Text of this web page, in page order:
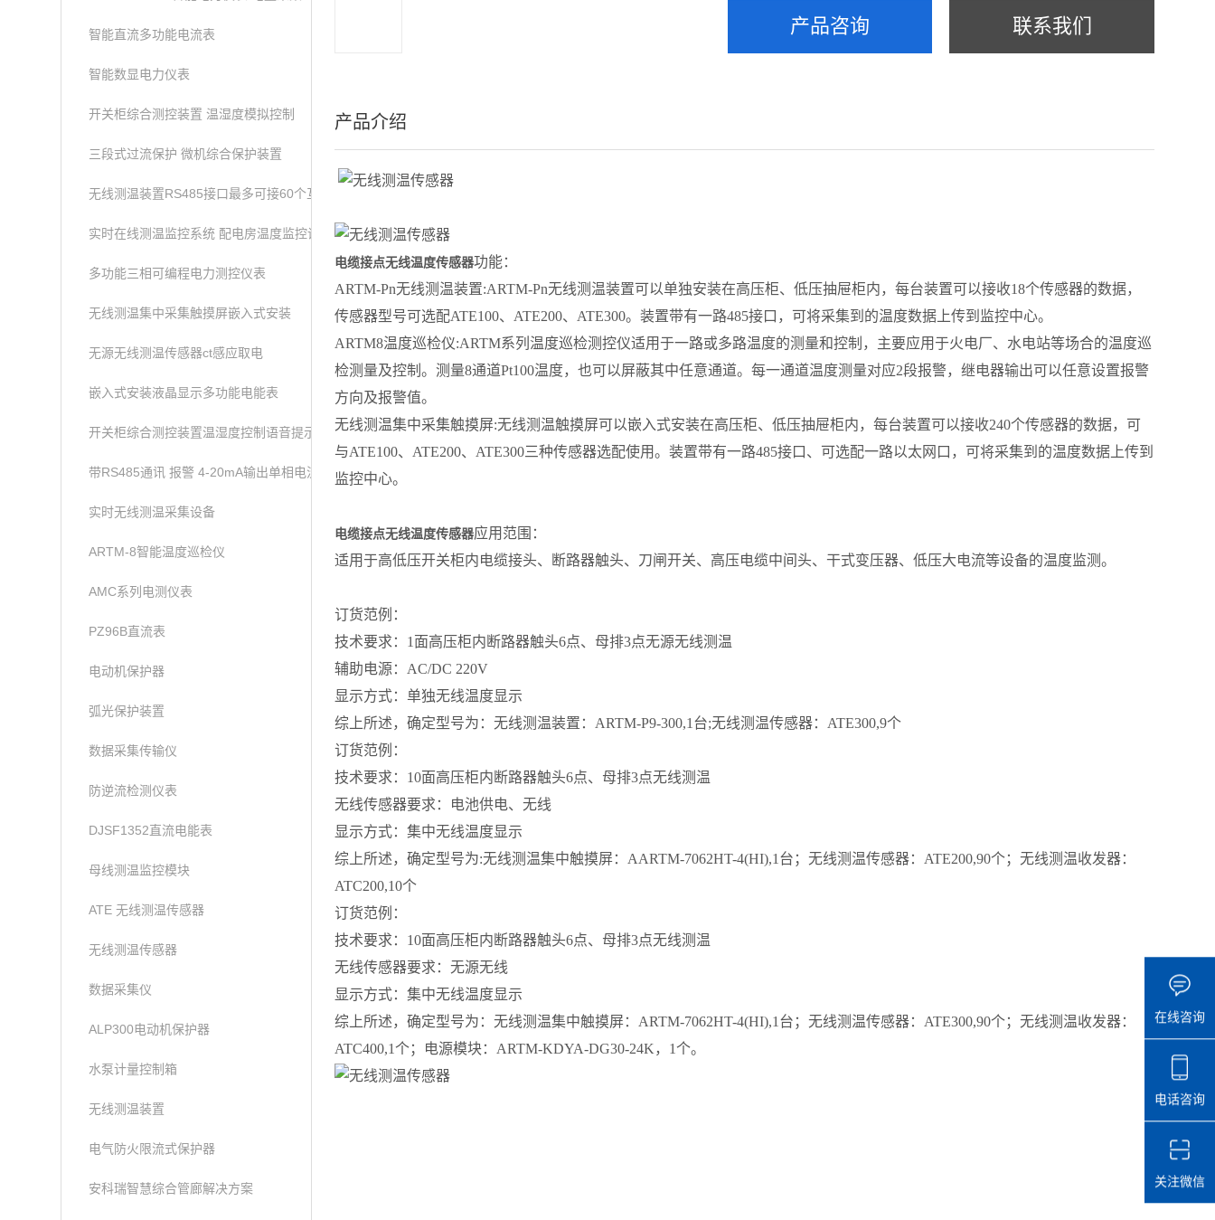
智能直流多功能电流表
智能数显电力仪表
开关柜综合测控装置 温湿度模拟控制
三段式过流保护 微机综合保护装置
无线测温装置RS485接口最多可接60个互感器
实时在线测温监控系统 配电房温度监控设备
多功能三相可编程电力测控仪表
无线测温集中采集触摸屏嵌入式安装
无源无线测温传感器ct感应取电
嵌入式安装液晶显示多功能电能表
开关柜综合测控装置温湿度控制语音提示功能
带RS485通讯 报警 4-20mA输出单相电流表
实时无线测温采集设备
ARTM-8智能温度巡检仪
AMC系列电测仪表
PZ96B直流表
电动机保护器
弧光保护装置
数据采集传输仪
防逆流检测仪表
DJSF1352直流电能表
母线测温监控模块
ATE 无线测温传感器
无线测温传感器
数据采集仪
ALP300电动机保护器
水泵计量控制箱
无线测温装置
电气防火限流式保护器
安科瑞智慧综合管廊解决方案
产品咨询 联系我们
产品介绍
电缆接点无线温度传感器功能：
ARTM-Pn无线测温装置:ARTM-Pn无线测温装置可以单独安装在高压柜、低压抽屉柜内，每台装置可以接收18个传感器的数据，
传感器型号可选配ATE100、ATE200、ATE300。装置带有一路485接口，可将采集到的温度数据上传到监控中心。
ARTM8温度巡检仪:ARTM系列温度巡检测控仪适用于一路或多路温度的测量和控制，主要应用于火电厂、水电站等场合的温度巡
检测量及控制。测量8通道Pt100温度，也可以屏蔽其中任意通道。每一通道温度测量对应2段报警，继电器输出可以任意设置报警
方向及报警值。
无线测温集中采集触摸屏:无线测温触摸屏可以嵌入式安装在高压柜、低压抽屉柜内，每台装置可以接收240个传感器的数据，可
与ATE100、ATE200、ATE300三种传感器选配使用。装置带有一路485接口、可选配一路以太网口，可将采集到的温度数据上传到
监控中心。
电缆接点无线温度传感器应用范围：
适用于高低压开关柜内电缆接头、断路器触头、刀闸开关、高压电缆中间头、干式变压器、低压大电流等设备的温度监测。
订货范例：
技术要求：1面高压柜内断路器触头6点、母排3点无源无线测温
辅助电源：AC/DC 220V
显示方式：单独无线温度显示
综上所述，确定型号为：无线测温装置：ARTM-P9-300,1台;无线测温传感器：ATE300,9个
订货范例：
技术要求：10面高压柜内断路器触头6点、母排3点无线测温
无线传感器要求：电池供电、无线
显示方式：集中无线温度显示
综上所述，确定型号为:无线测温集中触摸屏：AARTM-7062HT-4(HI),1台；无线测温传感器：ATE200,90个；无线测温收发器：
ATC200,10个
订货范例：
技术要求：10面高压柜内断路器触头6点、母排3点无线测温
无线传感器要求：无源无线
显示方式：集中无线温度显示
综上所述，确定型号为：无线测温集中触摸屏：ARTM-7062HT-4(HI),1台；无线测温传感器：ATE300,90个；无线测温收发器：
ATC400,1个；电源模块：ARTM-KDYA-DG30-24K，1个。
在线咨询
电话咨询
关注微信